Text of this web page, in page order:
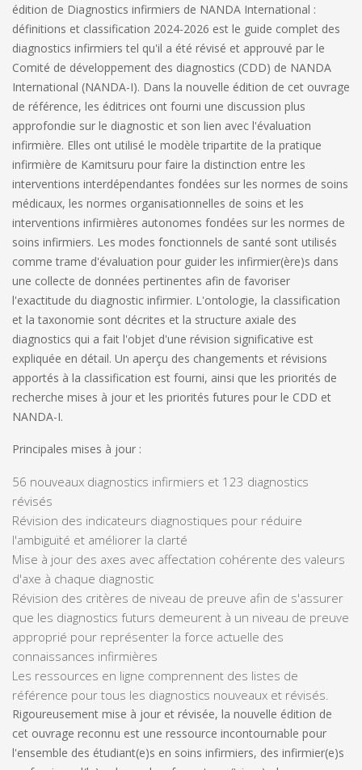
édition de Diagnostics infirmiers de NANDA International :
définitions et classification 2024-2026 est le guide complet des
diagnostics infirmiers tel qu'il a été révisé et approuvé par le
Comité de développement des diagnostics (CDD) de NANDA
International (NANDA-I). Dans la nouvelle édition de cet ouvrage
de référence, les éditrices ont fourni une discussion plus
approfondie sur le diagnostic et son lien avec l'évaluation
infirmière. Elles ont utilisé le modèle tripartite de la pratique
infirmière de Kamitsuru pour faire la distinction entre les
interventions interdépendantes fondées sur les normes de soins
médicaux, les normes organisationnelles de soins et les
interventions infirmières autonomes fondées sur les normes de
soins infirmiers. Les modes fonctionnels de santé sont utilisés
comme trame d'évaluation pour guider les infirmier(ère)s dans
une collecte de données pertinentes afin de favoriser
l'exactitude du diagnostic infirmier. L'ontologie, la classification
et la taxonomie sont décrites et la structure axiale des
diagnostics qui a fait l'objet d'une révision significative est
expliquée en détail. Un aperçu des changements et révisions
apportés à la classification est fourni, ainsi que les priorités de
recherche mises à jour et les priorités futures pour le CDD et
NANDA-I.
Principales mises à jour :
56 nouveaux diagnostics infirmiers et 123 diagnostics
révisés
Révision des indicateurs diagnostiques pour réduire
l'ambiguïté et améliorer la clarté
Mise à jour des axes avec affectation cohérente des valeurs
d'axe à chaque diagnostic
Révision des critères de niveau de preuve afin de s'assurer
que les diagnostics futurs demeurent à un niveau de preuve
approprié pour représenter la force actuelle des
connaissances infirmières
Les ressources en ligne comprennent des listes de
référence pour tous les diagnostics nouveaux et révisés.
Rigoureusement mise à jour et révisée, la nouvelle édition de
cet ouvrage reconnu est une ressource incontournable pour
l'ensemble des étudiant(e)s en soins infirmiers, des infirmier(e)s